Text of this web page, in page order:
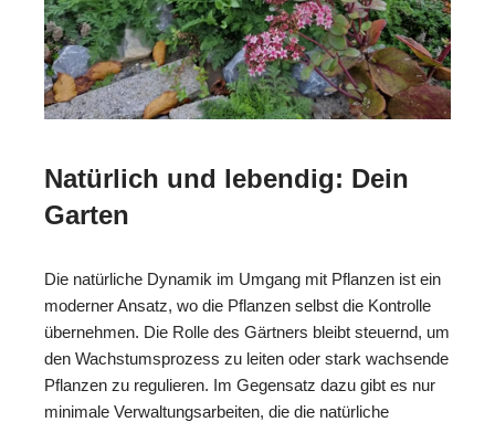
Natürlich und lebendig: Dein
Garten
Die natürliche Dynamik im Umgang mit Pflanzen ist ein
moderner Ansatz, wo die Pflanzen selbst die Kontrolle
übernehmen. Die Rolle des Gärtners bleibt steuernd, um
den Wachstumsprozess zu leiten oder stark wachsende
Pflanzen zu regulieren. Im Gegensatz dazu gibt es nur
minimale Verwaltungsarbeiten, die die natürliche